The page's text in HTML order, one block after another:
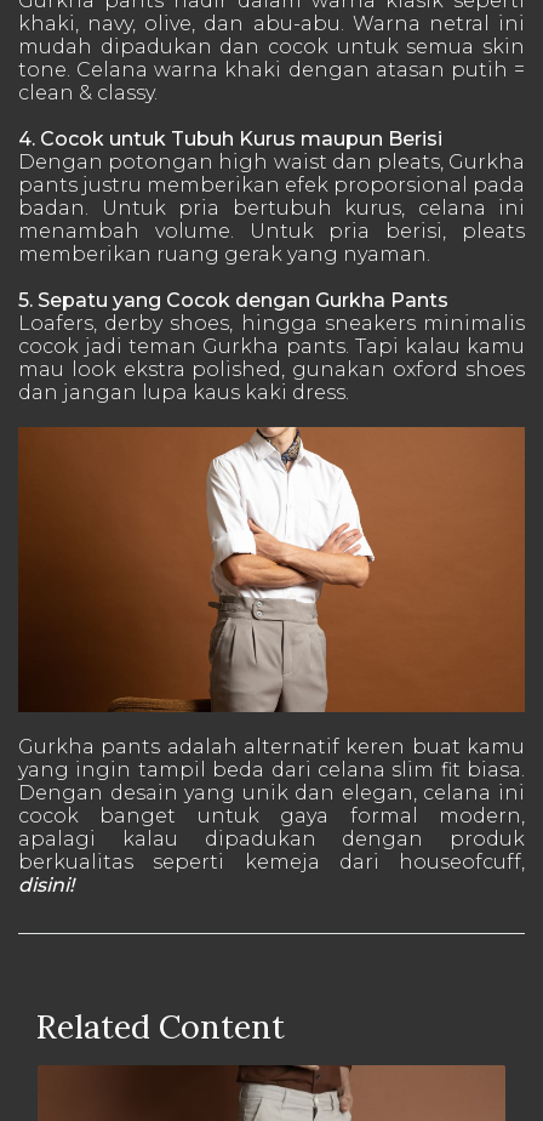
khaki, navy, olive, dan abu-abu. Warna netral ini
mudah dipadukan dan cocok untuk semua skin
tone. Celana warna khaki dengan atasan putih =
clean & classy.
4. Cocok untuk Tubuh Kurus maupun Berisi
Dengan potongan high waist dan pleats, Gurkha
pants justru memberikan efek proporsional pada
badan. Untuk pria bertubuh kurus, celana ini
menambah volume. Untuk pria berisi, pleats
memberikan ruang gerak yang nyaman.
5. Sepatu yang Cocok dengan Gurkha Pants
Loafers, derby shoes, hingga sneakers minimalis
cocok jadi teman Gurkha pants. Tapi kalau kamu
mau look ekstra polished, gunakan oxford shoes
dan jangan lupa kaus kaki dress.
Gurkha pants adalah alternatif keren buat kamu
yang ingin tampil beda dari celana slim fit biasa.
Dengan desain yang unik dan elegan, celana ini
cocok banget untuk gaya formal modern,
apalagi kalau dipadukan dengan produk
berkualitas seperti kemeja dari houseofcuff,
disini!
Related Content